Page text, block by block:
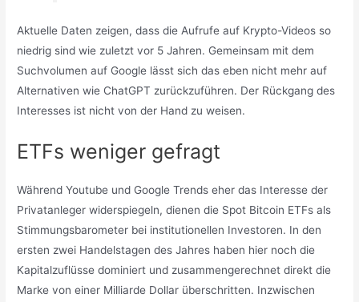
Aktuelle Daten zeigen, dass die Aufrufe auf Krypto-Videos so
niedrig sind wie zuletzt vor 5 Jahren. Gemeinsam mit dem
Suchvolumen auf Google lässt sich das eben nicht mehr auf
Alternativen wie ChatGPT zurückzuführen. Der Rückgang des
Interesses ist nicht von der Hand zu weisen.
ETFs weniger gefragt
Während Youtube und Google Trends eher das Interesse der
Privatanleger widerspiegeln, dienen die Spot Bitcoin ETFs als
Stimmungsbarometer bei institutionellen Investoren. In den
ersten zwei Handelstagen des Jahres haben hier noch die
Kapitalzuflüsse dominiert und zusammengerechnet direkt die
Marke von einer Milliarde Dollar überschritten. Inzwischen